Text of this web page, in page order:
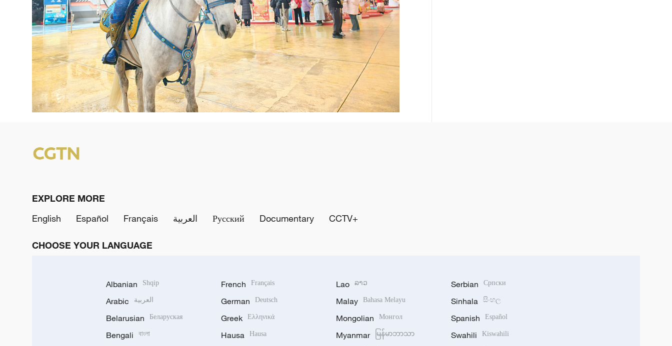
EXPLORE MORE
English
Español Français العربية Русский Documentary CCTV+
CHOOSE YOUR LANGUAGE
Albanian Shqip
Arabic العربية
Belarusian Беларуская
Bengali বাংলা
French Français
German Deutsch
Greek Ελληνικά
Hausa Hausa
Lao ລາວ
Malay Bahasa Melayu
Mongolian Монгол
Myanmar မြန်မာဘာသာ
Serbian Српски
Sinhala සිංහල
Spanish Español
Swahili Kiswahili